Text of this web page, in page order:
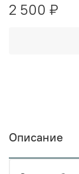
2 500 ₽
Описание